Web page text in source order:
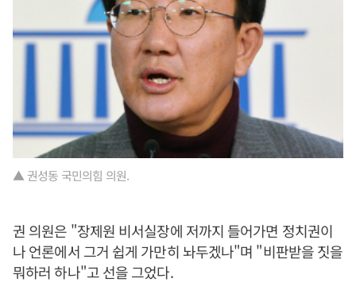
▲ 권성동 국민의힘 의원.
권 의원은 "장제원 비서실장에 저까지 들어가면 정치권이
나 언론에서 그거 쉽게 가만히 놔두겠나"며 "비판받을 짓을
뭐하러 하나"고 선을 그었다.